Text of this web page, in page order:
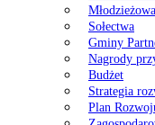
Sołectwa
Gminy
Nagrody
Budżet
Strategia
Plan